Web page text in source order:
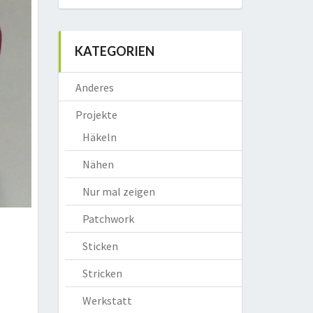
KATEGORIEN
Anderes
Projekte
Häkeln
Nähen
Nur mal zeigen
Patchwork
Sticken
Stricken
Werkstatt